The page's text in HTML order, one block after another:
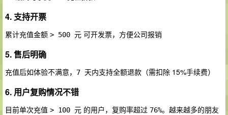
4. 支持开票
累计充值金额 > 500 元 可开发票，方便公司报销
5. 售后明确
充值后如体验不满意， 7 天内支持全额退款 （需扣除 15%手续费）
6. 用户复购情况不错
目前单次充值 > 100 元 的用户，复购率超过 76%。越来越多的朋友